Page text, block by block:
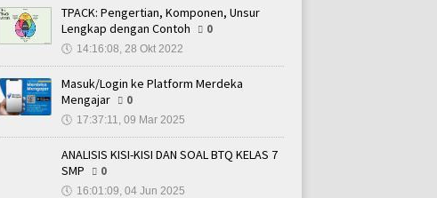
TPACK: Pengertian, Komponen, Unsur
Lengkap dengan Contoh
0
🕔 14:16:08, 28 Okt 2022
Masuk/Login ke Platform Merdeka
Mengajar
0
🕔 17:37:11, 09 Mar 2025
ANALISIS KISI-KISI DAN SOAL BTQ KELAS 7
SMP
0
🕔 16:01:09, 04 Jun 2025